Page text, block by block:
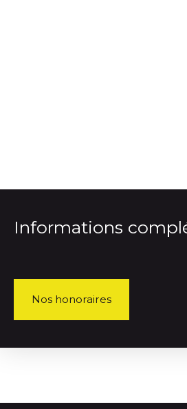
Informations
Nos honoraires